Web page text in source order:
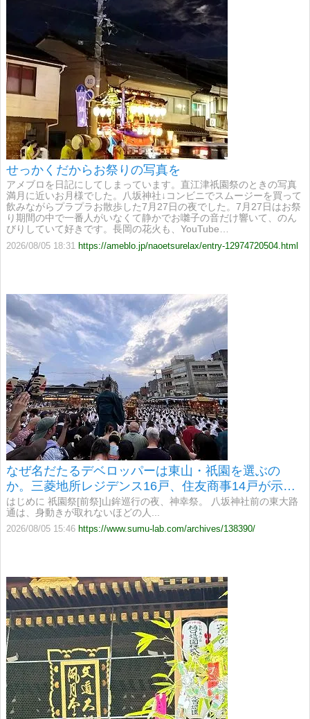
せっかくだからお祭りの写真を
アメブロを日記にしてしまっています。直江津祇園祭のときの写真
満月に近いお月様でした。八坂神社↓コンビニでスムージーを買って
飲みながらプラプラお散歩した7月27日の夜でした。7月27日はお祭
り期間の中で一番人がいなくて静かでお囃子の音だけ響いて、のん
びりしていて好きです。長岡の花火も、YouTube…
2026/08/05 18:31 https://ameblo.jp/naoetsurelax/entry-12974720504.html
なぜ名だたるデベロッパーは東山・祇園を選ぶの
か。三菱地所レジデンス16戸、住友商事14戸が示す
「京都らしさ」の価値〜ウエリス京都清水五条
【kyoto1192】
はじめに 祇園祭[前祭]山鉾巡行の夜、神幸祭。 八坂神社前の東大路
通は、身動きが取れないほどの人...
2026/08/05 15:46 https://www.sumu-lab.com/archives/138390/